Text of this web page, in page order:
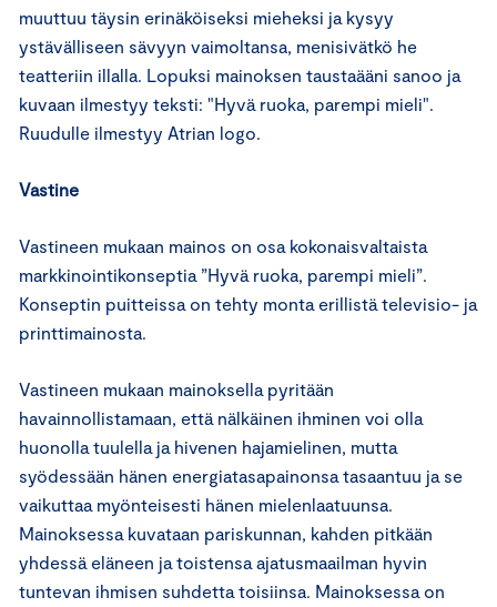
muuttuu täysin erinäköiseksi mieheksi ja kysyy
ystävälliseen sävyyn vaimoltansa, menisivätkö he
teatteriin illalla. Lopuksi mainoksen taustaääni sanoo ja
kuvaan ilmestyy teksti: "Hyvä ruoka, parempi mieli".
Ruudulle ilmestyy Atrian logo.
Vastine
Vastineen mukaan mainos on osa kokonaisvaltaista
markkinointikonseptia ”Hyvä ruoka, parempi mieli”.
Konseptin puitteissa on tehty monta erillistä televisio- ja
printtimainosta.
Vastineen mukaan mainoksella pyritään
havainnollistamaan, että nälkäinen ihminen voi olla
huonolla tuulella ja hivenen hajamielinen, mutta
syödessään hänen energiatasapainonsa tasaantuu ja se
vaikuttaa myönteisesti hänen mielenlaatuunsa.
Mainoksessa kuvataan pariskunnan, kahden pitkään
yhdessä eläneen ja toistensa ajatusmaailman hyvin
tuntevan ihmisen suhdetta toisiinsa. Mainoksessa on